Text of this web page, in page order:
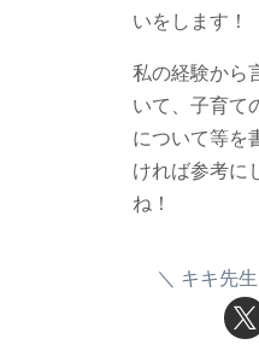
いをします！
私の経験から
いて、子育て
について等を
ければ参考に
ね！
キキ先